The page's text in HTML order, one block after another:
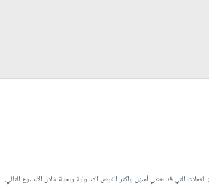
التي قد تعطي أسهل واكثر الفرص التداولية ربحية خلال الأسبوع التالي.